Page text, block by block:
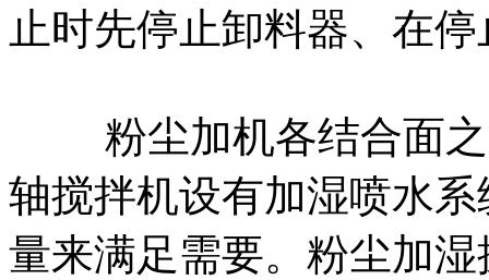
止时先停止卸料器、在
粉尘加机各结合面之
轴搅拌机设有加湿喷水
量来满足需要。粉尘加